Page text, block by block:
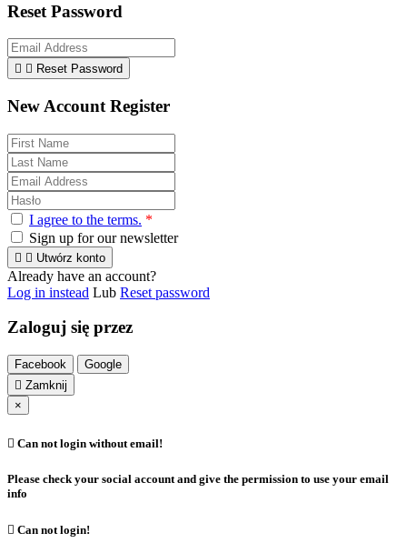
Reset Password
  Reset Password
New Account Register
I agree to the terms. *
Sign up for our newsletter
  Utwórz konto
Already have an account?
Log in instead Lub Reset password
Zaloguj się przez
Facebook
Google
 Zamknij
×
 Can not login without email!
Please check your social account and give the permission to use your email
info
 Can not login!